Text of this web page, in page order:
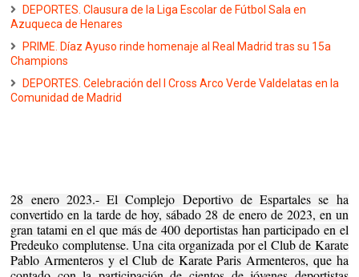
DEPORTES. Clausura de la Liga Escolar de Fútbol Sala en
Azuqueca de Henares
PRIME. Díaz Ayuso rinde homenaje al Real Madrid tras su 15a
Champions
DEPORTES. Celebración del I Cross Arco Verde Valdelatas en la
Comunidad de Madrid
28 enero 2023.- El Complejo Deportivo de Espartales se ha
convertido en la tarde de hoy, sábado 28 de enero de 2023, en un
gran tatami en el que más de 400 deportistas han participado en el
Predeuko complutense. Una cita organizada por el Club de Karate
Pablo Armenteros y el Club de Karate Paris Armenteros, que ha